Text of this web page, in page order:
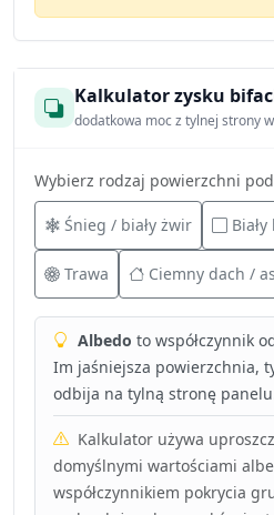
Kalkulator zysku
dodatkowa moc z tylnej strony
Wybierz rodzaj powierzchni
Śnieg / biały żwir
Trawa Ciemny dach /
Albedo to współczynnik
Im jaśniejsza powierzchnia,
odbija na tylną stronę
Kalkulator używa
domyślnymi wartościami
współczynnikiem pokrycia